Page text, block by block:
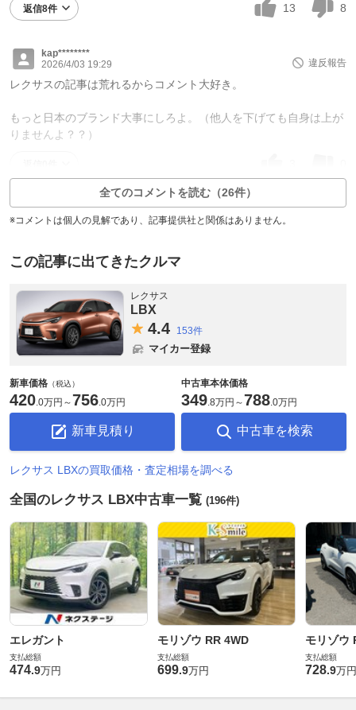
返信8件 13 8
kap********
2026/4/03 19:29
違反報告
レクサスの記事は荒れるからコメント大好き。
もっと日本のブランド大事にしろよ。（他人を下げても自身は上が
りませんよ？？）
全てのコメントを読む（26件）
※コメントは個人の見解であり、記事提供社と関係はありません。
この記事に出てきたクルマ
レクサス
LBX
4.4 153件
マイカー登録
新車価格 （税込）
420.0万円 ～756.0万円
新車見積り
中古車本体価格
349.8万円 ～788.0万円
中古車を検索
レクサス LBXの買取価格・査定相場を調べる
全国のレクサス LBX中古車一覧 (196件)
エレガント
支払総額
474.9万円
モリゾウ RR 4WD
支払総額
699.9万円
モリゾウ
支払総額
728.9万円